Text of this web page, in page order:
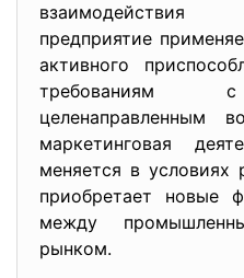
взаимодействия
предприятие
активного
требованиям
целенаправленным
маркетинговая
меняется в
приобретает новые
между
рынком.